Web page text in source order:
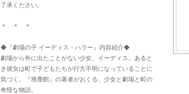
了承ください。
＊ ＊ ＊
◆『劇場の子 イーディス・ハラー』内容紹介◆
劇場から外に出たことがない少女、イーディス。あると
き彼女は町で子どもたちが行方不明になっていることに
気づく。『堆塵館』の著者がおくる、少女と劇場と町の
奇怪な物語。